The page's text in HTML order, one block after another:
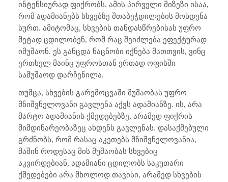
ინტენსიურად ფიქრობს. ამის პირველი მიზეზი ისაა,
რომ ადამიანებს სხვებზე შთაბეჭდილების მოხდენა
სურთ. ამიტომაც, სხვების თანდასწრებისას უფრო
მეტად ცდილობენ, რომ რაც შეიძლება ეფექტურად
იმუშაონ. ეს განცდა ნაცნობი იქნება მათთვის, ვინც
ერთხელ მაინც უფროსთან ერთად ოფისში
სამუშაოდ დარჩენილა.
თუმცა, სხვების გარემოცვაში მუშაობას უფრო
მნიშვნელოვანი გავლენა აქვს ადამიანზე. ის, არა
მარტო ადამიანის ქმედებებზე, არამედ ფიქრის
მიმდინარეობაზეც ახდენს გავლენას. დასაქმებული
გრძნობს, რომ რასაც აკეთებს მნიშვნელოვანია,
მაშინ როდესაც მის მუშაობას სხვებიც
აკვირდებიან, ადამიანი ცდილობს საკუთარი
ქმედებები არა მხოლოდ თავისი, არამედ სხვების